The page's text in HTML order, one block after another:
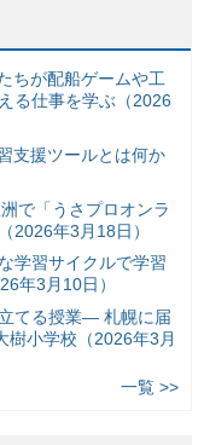
ちが配船ゲームや工
る仕事を学ぶ（2026
支援ツールとは何か
で「うさプロオンラ
2026年3月18日）
学習サイクルで学習
年3月10日）
てる授業— 札幌に届
樹小学校（2026年3月
一覧 >>